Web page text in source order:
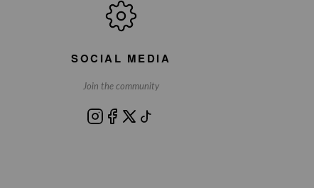
SOCIAL MEDIA
Join the community